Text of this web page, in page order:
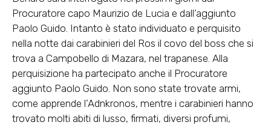
Procuratore capo Maurizio de Lucia e dall’aggiunto
Paolo Guido. Intanto è stato individuato e perquisito
nella notte dai carabinieri del Ros il covo del boss che si
trova a Campobello di Mazara, nel trapanese. Alla
perquisizione ha partecipato anche il Procuratore
aggiunto Paolo Guido. Non sono state trovate armi,
come apprende l’Adnkronos, mentre i carabinieri hanno
trovato molti abiti di lusso, firmati, diversi profumi,